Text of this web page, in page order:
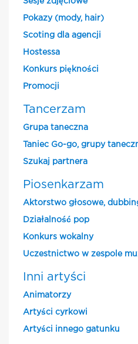
Pokazy (mody, hair)
Scoting dla agencji
Hostessa
Konkurs piękności
Promocji
Tancerzam
Grupa taneczna
Taniec Go-go, grupy
Szukaj partnera
Piosenkarzam
Aktorstwo głosowe,
Działalność pop
Konkurs wokalny
Uczestnictwo w zespole
Inni artyści
Animatorzy
Artyści cyrkowi
Artyści innego gatunku